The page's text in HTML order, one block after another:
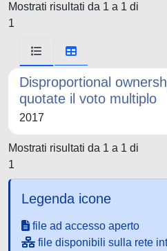
Mostrati risultati da 1 a 1 di
1
Disproportional
quotate il voto multiplo
2017
Mostrati risultati da 1 a 1 di
1
Legenda icone
file ad accesso aperto
file disponibili sulla rete